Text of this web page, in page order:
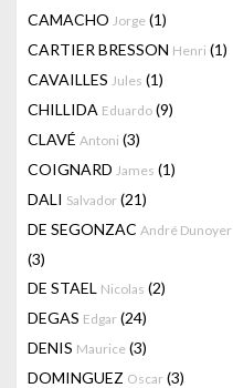
CAMACHO Jorge (1)
CARTIER BRESSON Henri (1)
CAVAILLES Jules (1)
CHILLIDA Eduardo (9)
CLAVÉ Antoni (3)
COIGNARD James (1)
DALI Salvador (21)
DE SEGONZAC André Dunoyer
(3)
DE STAEL Nicolas (2)
DEGAS Edgar (24)
DENIS Maurice (3)
DOMINGUEZ Oscar (3)